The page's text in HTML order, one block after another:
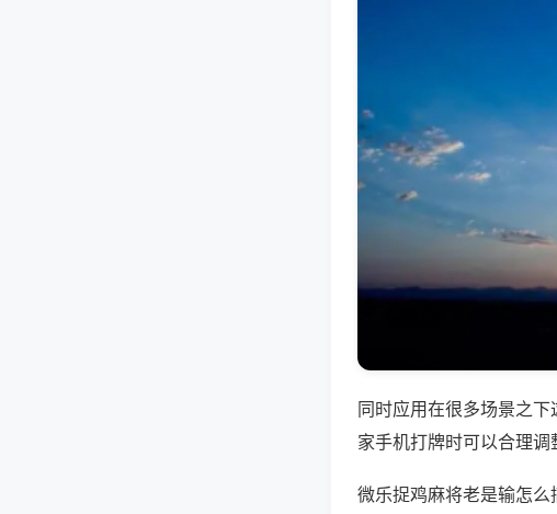
同时应用在很多场景之
家手机打牌时可以合理调
微乐捉鸡麻将老是输怎